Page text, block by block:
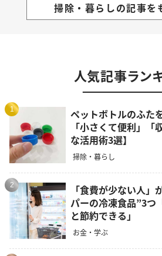
掃除・暮らしの記事を
人気記事ラン
1
ペットボトルのふた
「小さくて便利」
な活用術3選】
掃除・暮らし
2
「食費が少ない人」
パーの冷凍食品”3つ
と節約できる」
お金・学ぶ